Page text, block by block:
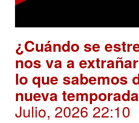
¿Cuándo se
nos va a
lo que sabemos
nueva temporada
Julio, 2026 22:10